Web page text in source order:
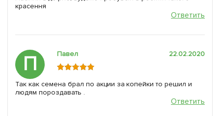
красення
Ответить
П Павел 22.02.2020
Так как семена брал по акции за копейки то решил и
людям пороздавать .
Ответить